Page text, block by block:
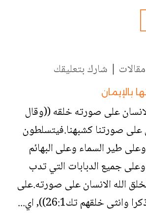
مقالات | شارك بتعليقك
بالإيمان
على صورته خلقه ((وقال
على صورتنا كشبهنا.فيتسلطون
طير السماء وعلى البهائم
جميع الدبابات التي تدب
الارض.27 فخلق الله الانسان على صورته.على
خلقهم تك26:1)), اي...